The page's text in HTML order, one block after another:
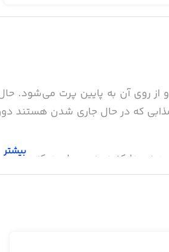
روی آن به پایین پرت می‌شود.
مذابی که در حال جاری شدن هستند
پیدا کنید. همین است که تجربه‌ای
بیشتر